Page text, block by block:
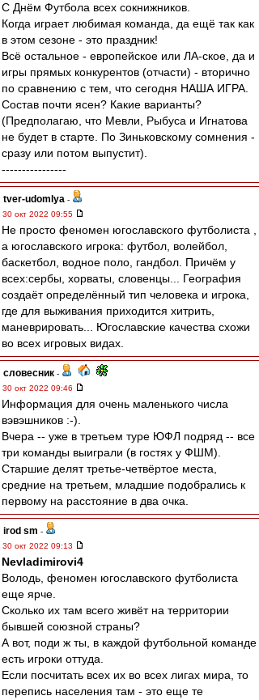
С Днём Футбола всех сокнижников.
Когда играет любимая команда, да ещё так как
в этом сезоне - это праздник!
Всё остальное - европейское или ЛА-ское, да и
игры прямых конкурентов (отчасти) - вторично
по сравнению с тем, что сегодня НАША ИГРА.
Состав почти ясен? Какие варианты?
(Предполагаю, что Мевли, Рыбуса и Игнатова
не будет в старте. По Зиньковскому сомнения -
сразу или потом выпустит).
----------------
tver-udomlya -
30 окт 2022 09:55
Не просто феномен югославского футболиста ,
а югославского игрока: футбол, волейбол,
баскетбол, водное поло, гандбол. Причём у
всех:сербы, хорваты, словенцы... География
создаёт определённый тип человека и игрока,
где для выживания приходится хитрить,
маневрировать... Югославские качества схожи
во всех игровых видах.
словесник -
30 окт 2022 09:46
Информация для очень маленького числа
вэвэшников :-).
Вчера -- уже в третьем туре ЮФЛ подряд -- все
три команды выиграли (в гостях у ФШМ).
Старшие делят третье-четвёртое места,
средние на третьем, младшие подобрались к
первому на расстояние в два очка.
irod sm -
30 окт 2022 09:13
Nevladimirovi4
Володь, феномен югославского футболиста
еще ярче.
Сколько их там всего живёт на территории
бывшей союзной страны?
А вот, поди ж ты, в каждой футбольной команде
есть игроки оттуда.
Если посчитать всех их во всех лигах мира, то
перепись населения там - это еще те